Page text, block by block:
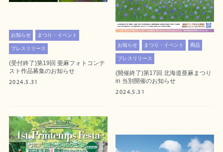
お知らせ まつり・イベント
プレスリリース
(受付終了)第19回 亜麻フォトコンテ
スト作品募集のお知らせ
2024.5.31
お知らせ まつり・イベント 商品
プレスリリース
(開催終了)第17回 北海道亜麻まつり
in 当別開催のお知らせ
2024.5.31